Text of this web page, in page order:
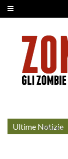
Ultime Notizie
More »